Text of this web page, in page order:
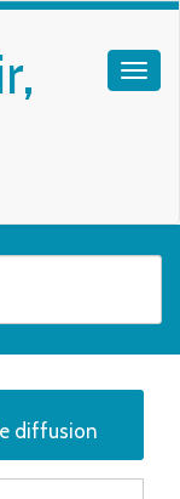
diffusion